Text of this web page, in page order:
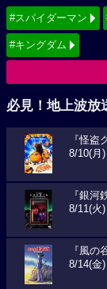
#スパイダーマン
#キングダム
必見！地上波放
『怪盗
8/10(月
『銀河
8/11(火
『風の
8/14(金